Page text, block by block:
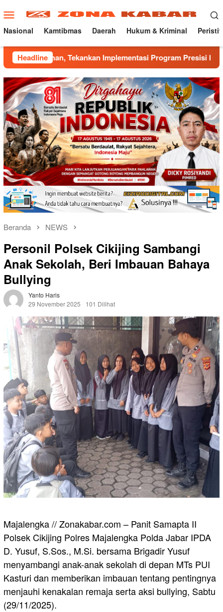
ke
konten
Menu
Mobile
Nasional Kamtibmas Daerah Hukum & Kriminal
Headline
Tekankan Implementasi Program Presisi Kapolri
Beranda NEWS
Personil Polsek Cikijing Sambangi
Anak Sekolah, Beri Imbauan Bahaya
Bullying
Yanto Haris
29 November 2025
101 Dilihat
Majalengka // Zonakabar.com – Panit Samapta II
Polsek Cikijing Polres Majalengka Polda Jabar IPDA
D. Yusuf, S.Sos., M.Si. bersama Brigadir Yusuf
menyambangi anak-anak sekolah di depan MTs PUI
Kasturi dan memberikan imbauan tentang pentingnya
menjauhi kenakalan remaja serta aksi bullying, Sabtu
(29/11/2025).